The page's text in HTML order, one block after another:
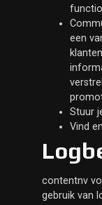
een
Stuur
Vind
contentnv
gebruik van